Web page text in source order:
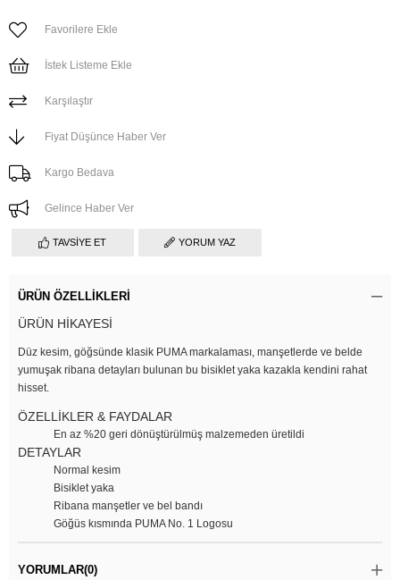
Favorilere Ekle
İstek Listeme Ekle
Karşılaştır
Fiyat Düşünce Haber Ver
Kargo Bedava
Gelince Haber Ver
TAVSIYE ET YORUM YAZ
ÜRÜN ÖZELLIKLERI
ÜRÜN HİKAYESİ
Düz kesim, göğsünde klasik PUMA markalaması, manşetlerde ve belde
yumuşak ribana detayları bulunan bu bisiklet yaka kazakla kendini rahat
hisset.
ÖZELLİKLER & FAYDALAR
En az %20 geri dönüştürülmüş malzemeden üretildi
DETAYLAR
Normal kesim
Bisiklet yaka
Ribana manşetler ve bel bandı
Göğüs kısmında PUMA No. 1 Logosu
YORUMLAR(0)